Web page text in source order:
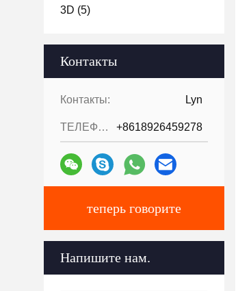
3D (5)
Контакты
Контакты: Lyn
ТЕЛЕФОН:: +8618926459278
теперь говорите
Напишите нам.